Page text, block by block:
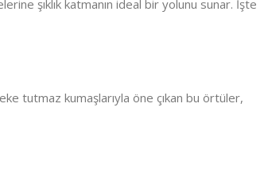
şıklık katmanın ideal bir yolunu sunar. İşte
tutmaz kumaşlarıyla öne çıkan bu örtüler,